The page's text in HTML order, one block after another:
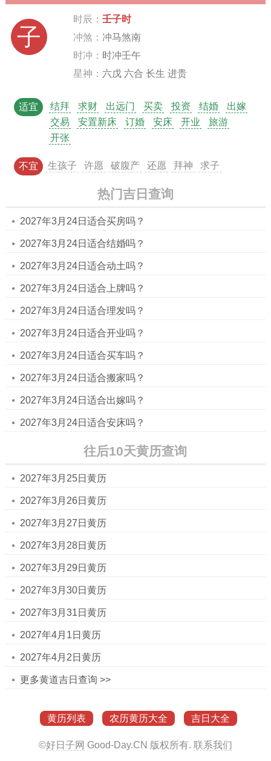
子
时辰： 壬子时
冲煞： 冲马煞南
时冲： 时冲壬午
星神： 六戊 六合 长生 进贵
适宜 结拜 求财 出远门 买卖 投资 结婚
出嫁
交易
安置新床 订婚 安床 开业
旅游
开张
不宜 生孩子 许愿 破腹产 还愿 拜神 求子
热门吉日查询
2027年3月24日适合买房吗？
2027年3月24日适合结婚吗？
2027年3月24日适合动土吗？
2027年3月24日适合上牌吗？
2027年3月24日适合理发吗？
2027年3月24日适合开业吗？
2027年3月24日适合买车吗？
2027年3月24日适合搬家吗？
2027年3月24日适合出嫁吗？
2027年3月24日适合安床吗？
往后10天黄历查询
2027年3月25日黄历
2027年3月26日黄历
2027年3月27日黄历
2027年3月28日黄历
2027年3月29日黄历
2027年3月30日黄历
2027年3月31日黄历
2027年4月1日黄历
2027年4月2日黄历
更多黄道吉日查询 >>
黄历列表 农历黄历大全 吉日大全
©好日子网 Good-Day.CN 版权所有. 联系我们